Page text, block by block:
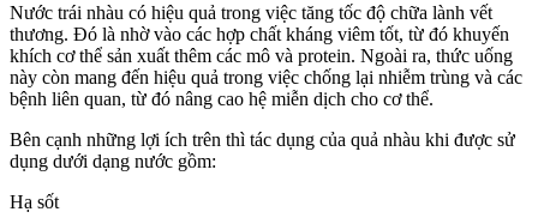
Nước trái nhàu có hiệu quả trong việc tăng tốc độ chữa lành vết
thương. Đó là nhờ vào các hợp chất kháng viêm tốt, từ đó khuyến
khích cơ thể sản xuất thêm các mô và protein. Ngoài ra, thức uống
này còn mang đến hiệu quả trong việc chống lại nhiễm trùng và các
bệnh liên quan, từ đó nâng cao hệ miễn dịch cho cơ thể.
Bên cạnh những lợi ích trên thì tác dụng của quả nhàu khi được sử
dụng dưới dạng nước gồm:
Hạ sốt